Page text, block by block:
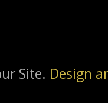
Site. Design